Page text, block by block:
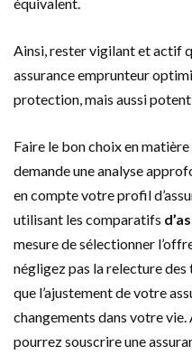
Ainsi, rester vigilant et actif
assurance emprunteur
protection, mais aussi
Faire le bon choix en
demande une analyse
en compte votre profil
utilisant les comparatifs
mesure de sélectionner
négligez pas la relecture
que l’ajustement de votre
changements dans votre vie.
pourrez souscrire une